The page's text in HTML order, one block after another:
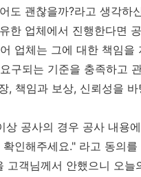
도 괜찮을까?라고 생각
한 업체에서 진행한다면
업체는 그에 대한 책임
구되는 기준을 충족하고
, 책임과 보상, 신뢰성을
상 공사의 경우 공사 내용
인해주세요." 라고 동의
고객님께서 안했으니 오